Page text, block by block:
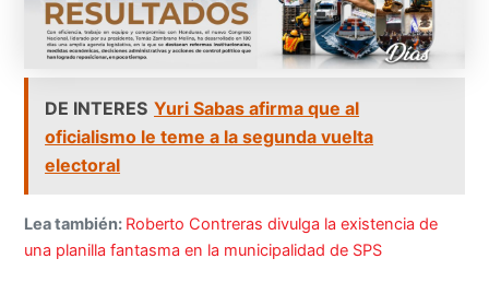
DE INTERES Yuri Sabas afirma que al
oficialismo le teme a la segunda vuelta
electoral
Lea también: Roberto Contreras divulga la existencia de
una planilla fantasma en la municipalidad de SPS